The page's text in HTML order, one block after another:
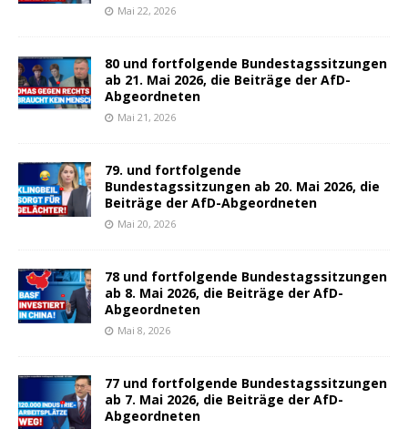
Mai 22, 2026
80 und fortfolgende Bundestagssitzungen
ab 21. Mai 2026, die Beiträge der AfD-
Abgeordneten
Mai 21, 2026
79. und fortfolgende
Bundestagssitzungen ab 20. Mai 2026, die
Beiträge der AfD-Abgeordneten
Mai 20, 2026
78 und fortfolgende Bundestagssitzungen
ab 8. Mai 2026, die Beiträge der AfD-
Abgeordneten
Mai 8, 2026
77 und fortfolgende Bundestagssitzungen
ab 7. Mai 2026, die Beiträge der AfD-
Abgeordneten